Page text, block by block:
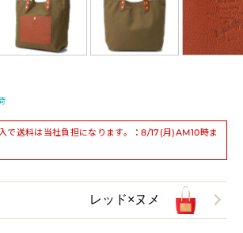
で送料は当社負担になります。：8/17(月)AM10時ま
レッド×ヌメ